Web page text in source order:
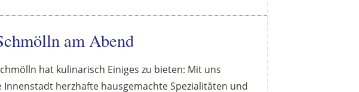
am Abend
hat kulinarisch Einiges zu bieten: Mit uns
herzhafte hausgemachte Spezialitäten und